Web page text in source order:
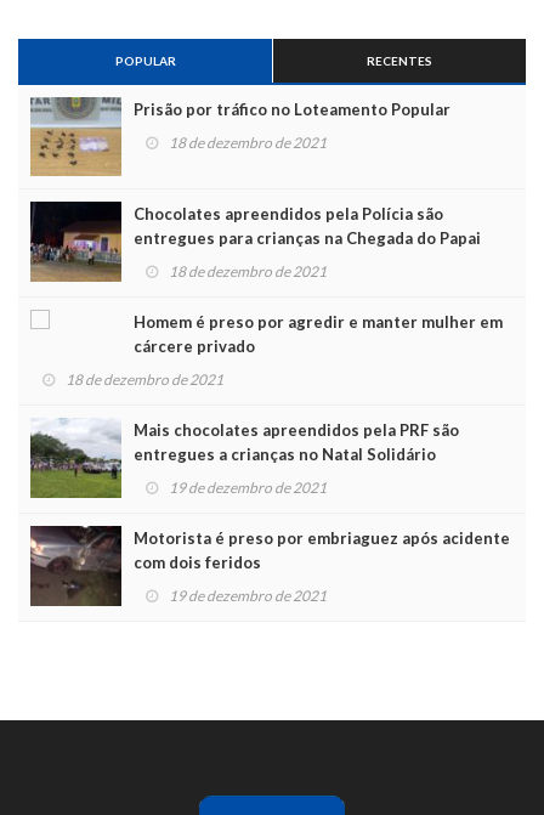
POPULAR RECENTES
Prisão por tráfico no Loteamento Popular
18 de dezembro de 2021
Chocolates apreendidos pela Polícia são
entregues para crianças na Chegada do Papai
Noel 18 de dezembro de 2021
Homem é preso por agredir e manter mulher em
cárcere privado
18 de dezembro de 2021
Mais chocolates apreendidos pela PRF são
entregues a crianças no Natal Solidário
19 de dezembro de 2021
Motorista é preso por embriaguez após acidente
com dois feridos
19 de dezembro de 2021